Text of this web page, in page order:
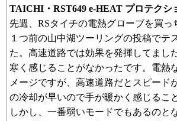
TAICHI・RST649 e-HEAT プロテクシ
先週、RSタイチの電熱グローブを買っ
１つ前の山中湖ツーリングの投稿でテ
た。高速道路では効果を発揮してまし
寒く感じることがなかったです。電熱
メージですが、高速道路だとスピード
の冷却が早いので手が暖かく感じるこ
しかし、一番弱いモードでもあるのと